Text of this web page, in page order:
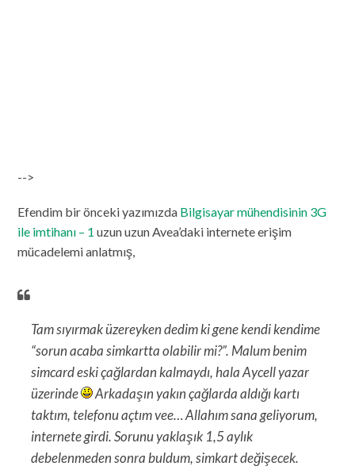
-->
Efendim bir önceki yazımızda Bilgisayar mühendisinin 3G
ile imtihanı – 1 uzun uzun Avea’daki internete erişim
mücadelemi anlatmış,
Tam sıyırmak üzereyken dedim ki gene kendi kendime
“sorun acaba simkartta olabilir mi?”. Malum benim
simcard eski çağlardan kalmaydı, hala Aycell yazar
üzerinde
Arkadaşın yakın çağlarda aldığı kartı
taktım, telefonu açtım vee… Allahım sana geliyorum,
internete girdi. Sorunu yaklaşık 1,5 aylık
debelenmeden sonra buldum, simkart değişecek.